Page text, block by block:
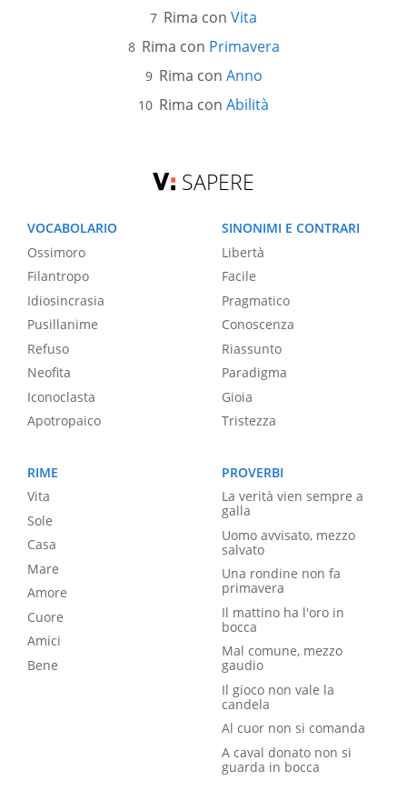
Rima con Vita
Rima con Primavera
Rima con Anno
Rima con Abilità
SAPERE
VOCABOLARIO
Ossimoro
Filantropo
Idiosincrasia
Pusillanime
Refuso
Neofita
Iconoclasta
Apotropaico
SINONIMI E CONTRARI
Libertà
Facile
Pragmatico
Conoscenza
Riassunto
Paradigma
Gioia
Tristezza
RIME
Vita
Sole
Casa
Mare
Amore
Cuore
Amici
Bene
PROVERBI
La verità vien sempre a
galla
Uomo avvisato, mezzo
salvato
Una rondine non fa
primavera
Il mattino ha l'oro in
bocca
Mal comune, mezzo
gaudio
Il gioco non vale la
candela
Al cuor non si comanda
A caval donato non si
guarda in bocca